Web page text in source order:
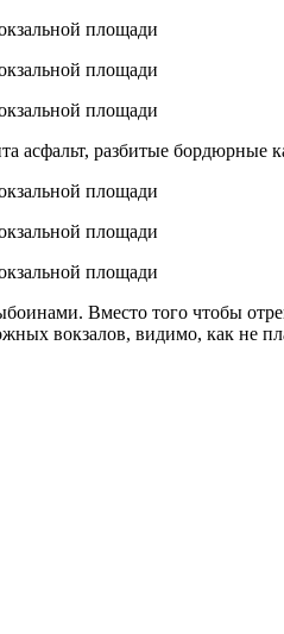
асфальт, разбитые бордюрные
Вместо того чтобы
вокзалов, видимо, как не